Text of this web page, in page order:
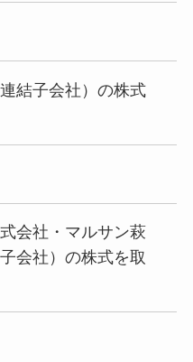
結子会社）の株式
会社・マルサン萩
会社）の株式を取